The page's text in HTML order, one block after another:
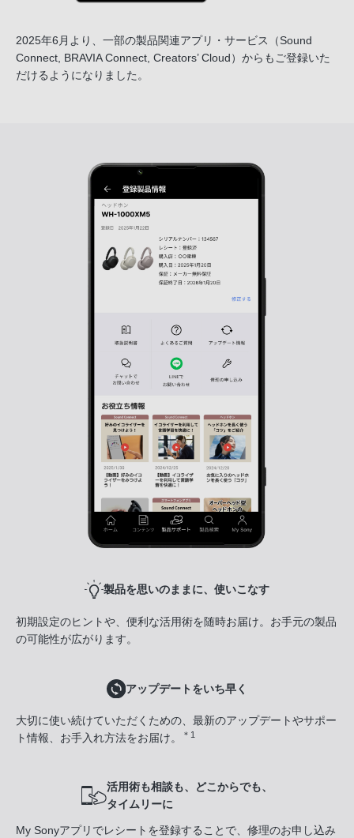
2025年6月より、一部の製品関連アプリ・サービス
（Sound
Connect, BRAVIA Connect, Creators’ Cloud）からもご登録いた
だけるようになりました。
製品を思いのままに、使いこなす
初期設定のヒントや、便利な活用術を随時お届け。お手元の製品
の可能性が広がります。
アップデートをいち早く
大切に使い続けていただくための、最新のアップデートやサポー
ト情報、お手入れ方法をお届け。
＊1
活用術も相談も、どこからでも、
タイムリーに
My Sonyアプリでレシートを登録することで、修理のお申し込み